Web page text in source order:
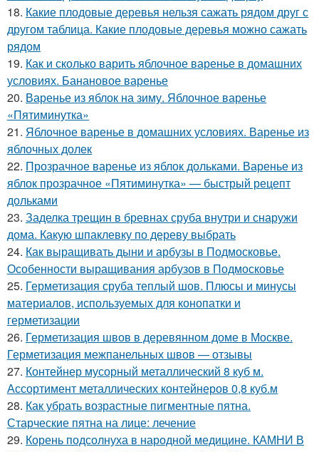
18. Какие плодовые деревья нельзя сажать рядом друг с
другом таблица. Какие плодовые деревья можно сажать
рядом
19. Как и сколько варить яблочное варенье в домашних
условиях. Банановое варенье
20. Варенье из яблок на зиму. Яблочное варенье
«Пятиминутка»
21. Яблочное варенье в домашних условиях. Варенье из
яблочных долек
22. Прозрачное варенье из яблок дольками. Варенье из
яблок прозрачное «Пятиминутка» — быстрый рецепт
дольками
23. Заделка трещин в бревнах сруба внутри и снаружи
дома. Какую шпаклевку по дереву выбрать
24. Как выращивать дыни и арбузы в Подмосковье.
Особенности выращивания арбузов в Подмосковье
25. Герметизация сруба теплый шов. Плюсы и минусы
материалов, используемых для конопатки и
герметизации
26. Герметизация швов в деревянном доме в Москве.
Герметизация межпанельных швов — отзывы
27. Контейнер мусорный металлический 8 куб м.
Ассортимент металлических контейнеров 0,8 куб.м
28. Как убрать возрастные пигментные пятна.
Старческие пятна на лице: лечение
29. Корень подсолнуха в народной медицине. КАМНИ В